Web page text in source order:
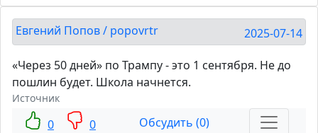
Евгений Попов / popovrtr 2025-07-14
«Через 50 дней» по Трампу - это 1 сентября. Не до
пошлин будет. Школа начнется.
Источник
0 0
Обсудить (0)